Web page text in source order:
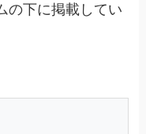
の下に掲載してい